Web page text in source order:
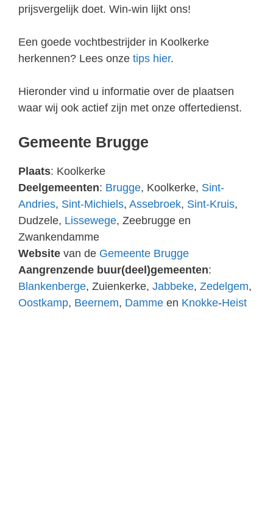
prijsvergelijk doet. Win-win lijkt ons!
Een goede vochtbestrijder in Koolkerke
herkennen? Lees onze tips hier.
Hieronder vind u informatie over de plaatsen
waar wij ook actief zijn met onze offertedienst.
Gemeente Brugge
Plaats: Koolkerke
Deelgemeenten: Brugge, Koolkerke, Sint-
Andries, Sint-Michiels, Assebroek, Sint-Kruis,
Dudzele, Lissewege, Zeebrugge en
Zwankendamme
Website van de Gemeente Brugge
Aangrenzende buur(deel)gemeenten:
Blankenberge, Zuienkerke, Jabbeke, Zedelgem,
Oostkamp, Beernem, Damme en Knokke-Heist